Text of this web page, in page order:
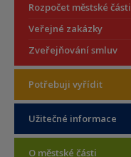
Rozpočet městské části
Veřejné zakázky
Zveřejňování smluv
Potřebuji vyřídit
Užitečné informace
O městské části